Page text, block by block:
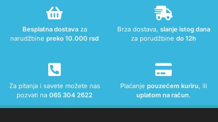
Besplatna dostavaza
narudžbine preko 10.000 rsd
Brza dostava, slanje istog dana
za porudžbine do 12h
Za pitanja i savete možete nas
pozvati na 065 304 2622
Plaćanje pouzećem kuriru, ili
uplatom na račun.